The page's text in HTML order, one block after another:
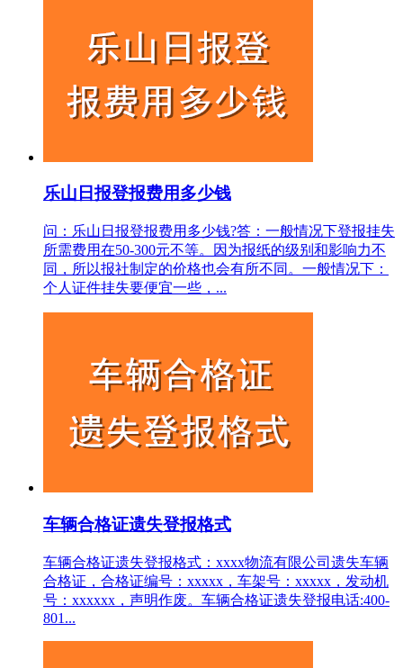
乐山日报登报费用多少钱
问：乐山日报登报费用多少钱?答：一般情况下登报挂失
所需费用在50-300元不等。因为报纸的级别和影响力不
同，所以报社制定的价格也会有所不同。一般情况下：
个人证件挂失要便宜一些，...
车辆合格证遗失登报格式
车辆合格证遗失登报格式：xxxx物流有限公司遗失车辆
合格证，合格证编号：xxxxx，车架号：xxxxx，发动机
号：xxxxxx，声明作废。车辆合格证遗失登报电话:400-
801...